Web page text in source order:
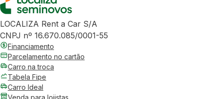
LOCALIZA Rent a Car S/A
CNPJ nº 16.670.085/0001-55
Financiamento
Parcelamento no cartão
Carro na troca
Tabela Fipe
Carro Ideal
Venda para lojistas